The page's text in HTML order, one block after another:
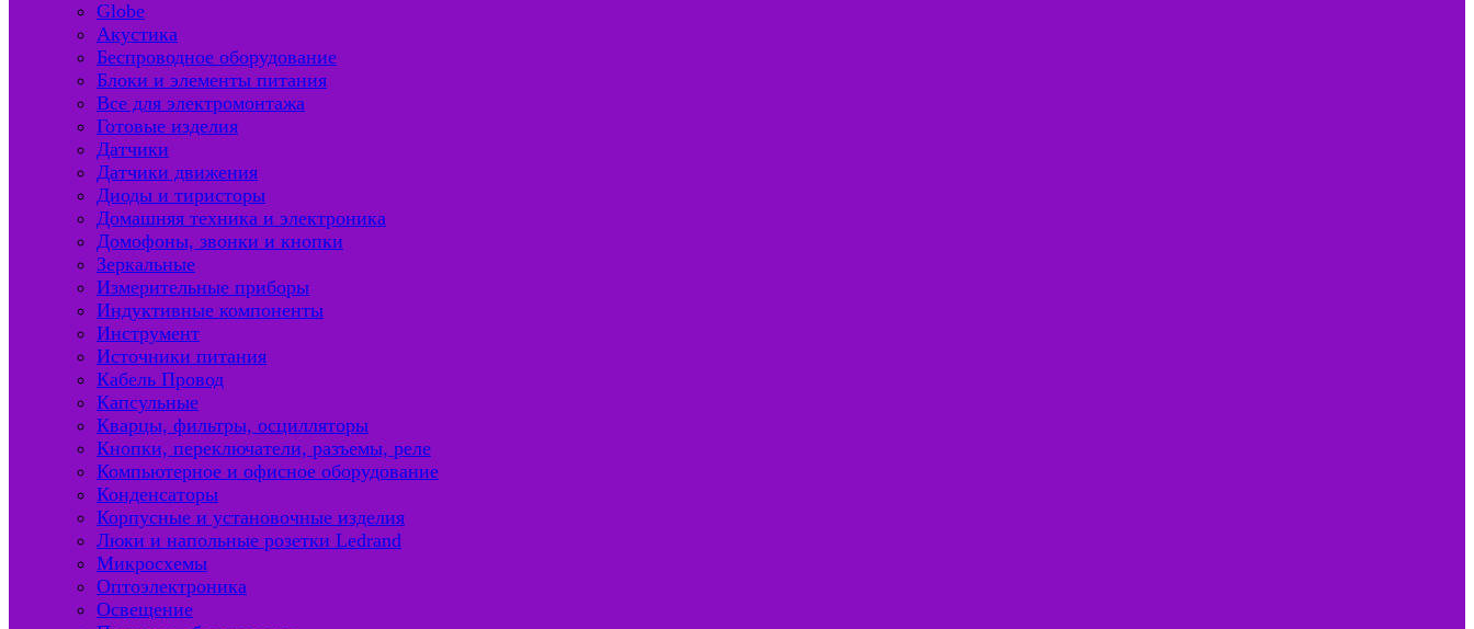
Globe
Акустика
Беспроводное оборудование
Блоки и элементы питания
Все для электромонтажа
Готовые изделия
Датчики
Датчики движения
Диоды и тиристоры
Домашняя техника и электроника
Домофоны, звонки и кнопки
Зеркальные
Измерительные приборы
Индуктивные компоненты
Инструмент
Источники питания
Кабель Провод
Капсульные
Кварцы, фильтры, осцилляторы
Кнопки, переключатели, разъемы, реле
Компьютерное и офисное оборудование
Конденсаторы
Корпусные и установочные изделия
Люки и напольные розетки Ledrand
Микросхемы
Оптоэлектроника
Освещение